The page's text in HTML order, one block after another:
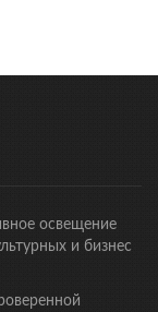
освещение
и бизнес